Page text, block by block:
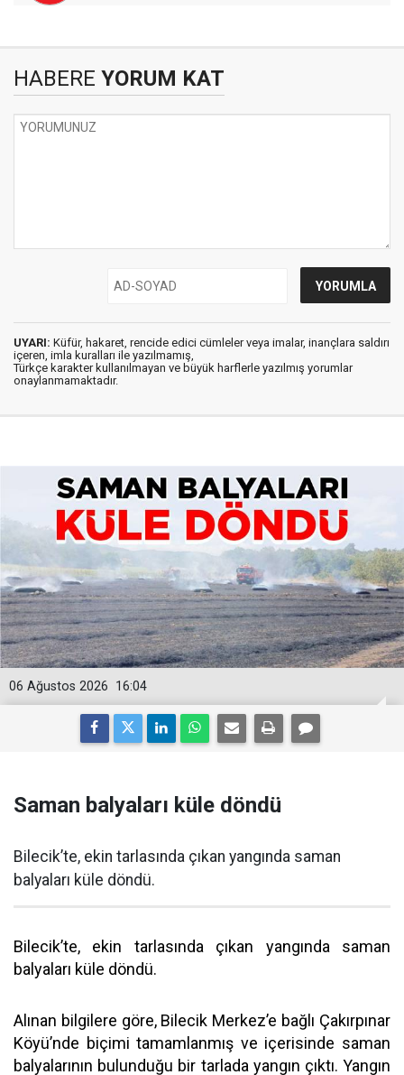
HABERE YORUM KAT
UYARI: Küfür, hakaret, rencide edici cümleler veya imalar, inançlara saldırı
içeren, imla kuralları ile yazılmamış,
Türkçe karakter kullanılmayan ve büyük harflerle yazılmış yorumlar
onaylanmamaktadır.
16:04
06 Ağustos 2026
Saman balyaları küle döndü
Bilecik’te, ekin tarlasında çıkan yangında saman
balyaları küle döndü.
Bilecik’te, ekin tarlasında çıkan yangında saman
balyaları küle döndü.
Alınan bilgilere göre, Bilecik Merkez’e bağlı Çakırpınar
Köyü’nde biçimi tamamlanmış ve içerisinde saman
balyalarının bulunduğu bir tarlada yangın çıktı. Yangın